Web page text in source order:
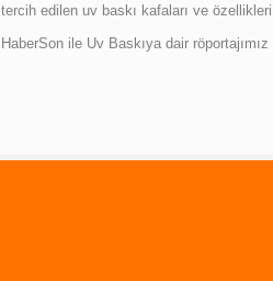
tercih edilen uv baskı kafaları ve özellikleri
HaberSon ile Uv Baskıya dair röportajımız